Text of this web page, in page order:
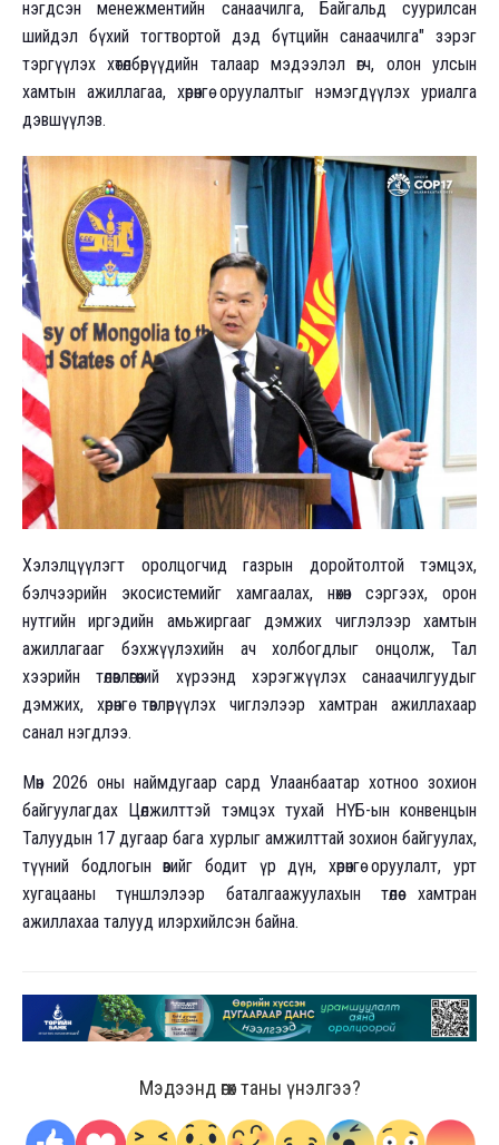
нэгдсэн менежментийн санаачилга, Байгальд суурилсан
шийдэл бүхий тогтвортой дэд бүтцийн санаачилга" зэрэг
тэргүүлэх хөтөлбөрүүдийн талаар мэдээлэл өгч, олон улсын
хамтын ажиллагаа, хөрөнгө оруулалтыг нэмэгдүүлэх уриалга
дэвшүүлэв.
Хэлэлцүүлэгт оролцогчид газрын доройтолтой тэмцэх,
бэлчээрийн экосистемийг хамгаалах, нөхөн сэргээх, орон
нутгийн иргэдийн амьжиргааг дэмжих чиглэлээр хамтын
ажиллагааг бэхжүүлэхийн ач холбогдлыг онцолж, Тал
хээрийн төлөвлөгөөний хүрээнд хэрэгжүүлэх санаачилгуудыг
дэмжих, хөрөнгө төвлөрүүлэх чиглэлээр хамтран ажиллахаар
санал нэгдлээ.
Мөн 2026 оны наймдугаар сард Улаанбаатар хотноо зохион
байгуулагдах Цөлжилттэй тэмцэх тухай НҮБ-ын конвенцын
Талуудын 17 дугаар бага хурлыг амжилттай зохион байгуулах,
түүний бодлогын өвийг бодит үр дүн, хөрөнгө оруулалт, урт
хугацааны түншлэлээр баталгаажуулахын төлөө хамтран
ажиллахаа талууд илэрхийлсэн байна.
Мэдээнд өгөх таны үнэлгээ?